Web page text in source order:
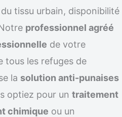
tissu urbain, disponibilité
professionnel agréé
de votre
tous les refuges de
la solution anti-punaises
optiez pour un traitement
chimique ou un